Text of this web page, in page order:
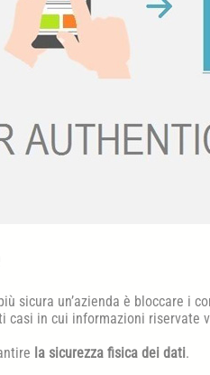
sicura un’azienda è bloccare i
in cui informazioni riservate
la sicurezza fisica dei dati.